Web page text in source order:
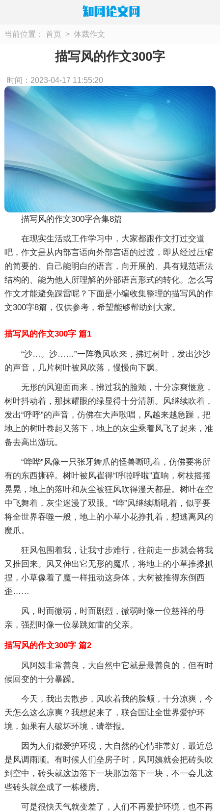
当前位置： 首页 > 体裁作文
描写风的作文300字
时间：2023-04-17 11:55:20
描写风的作文300字合集8篇
在现实生活或工作学习中，大家都跟作文打过交道
吧，作文是从内部言语向外部言语的过渡，即从经过压缩
的简要的、自己能明白的语言，向开展的、具有规范语法
结构的、能为他人所理解的外部语言形式的转化。怎么写
作文才能避免踩雷呢？下面是小编收集整理的描写风的作
文300字8篇，仅供参考，希望能够帮助到大家。
描写风的作文300字 篇1
“沙…。沙……”一阵微风吹来，拂过树叶，发出沙沙
的声音，几片树叶被风吹落，慢慢向下飘。
无形的风迎面而来，拂过我的脸颊，十分凉爽惬意，
树叶抖动着，那抹耀眼的绿显得十分清新。风继续吹着，
发出“呼呼”的声音，仿佛在大声歌唱，风越来越急躁，把
地上的树叶卷起又落下，地上的灰尘乘着风飞了起来，准
备去高出游玩。
“哗哗”风像一只张牙舞爪的怪兽嘶吼着，仿佛要将所
有的东西撕碎。树叶被风崔得“呼啦呼啦”直响，树枝摇摇
晃晃，地上的落叶和灰尘被狂风吹得漫天都是。树叶在空
中飞舞着，灰尘迷漫了双眼。“哗”风继续嘶吼着，似乎要
将全世界吞噬一般，地上的小草小花挣扎着，想逃离风的
魔爪。
狂风包围着我，让我寸步难行，往前走一步就会将我
又推回来。风又伸出它无形的魔爪，将地上的小草推搡抓
捏，小草像着了魔一样扭动这身体，大树被推得东倒西
歪……
风，时而微弱，时而剧烈，微弱时像一位慈祥的母
亲，强烈时像一位暴跳如雷的父亲。
描写风的作文300字 篇2
风阿姨非常善良，大自然中它就是最善良的，但有时
候回变的十分暴躁。
今天，我出去散步，风吹着我的脸颊，十分凉爽，今
天怎么这么凉爽？我想起来了，联合国让全世界爱护环
境，如果有人破坏环境，请举报。
因为人们都爱护环境，大自然的心情非常好，最近总
是风调雨顺。有时候人们垒房子时，风阿姨就会把砖头吹
到空中，砖头就这边落下一块那边落下一块，不一会儿这
些砖头就垒成了一栋楼房。
可是很快天气就变差了，人们不再爱护环境，也不再